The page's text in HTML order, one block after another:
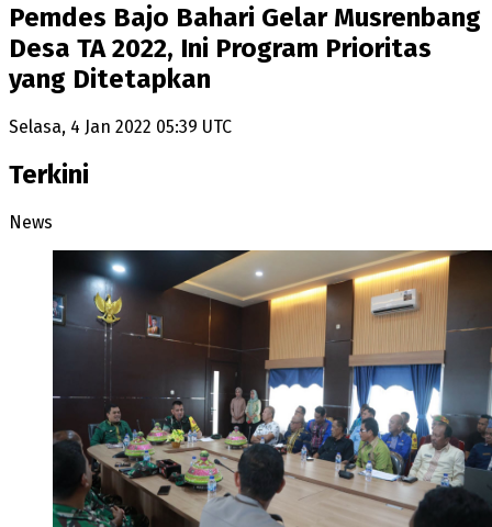
Pemdes Bajo Bahari Gelar Musrenbang
Desa TA 2022, Ini Program Prioritas
yang Ditetapkan
Selasa, 4 Jan 2022 05:39 UTC
Terkini
News